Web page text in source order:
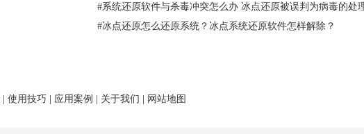
#系统还原软件与杀毒冲突怎么办 冰点还原被误判为病毒的处
#冰点还原怎么还原系统？冰点系统还原软件怎样解除？
使用技巧 应用案例 关于我们 网站地图